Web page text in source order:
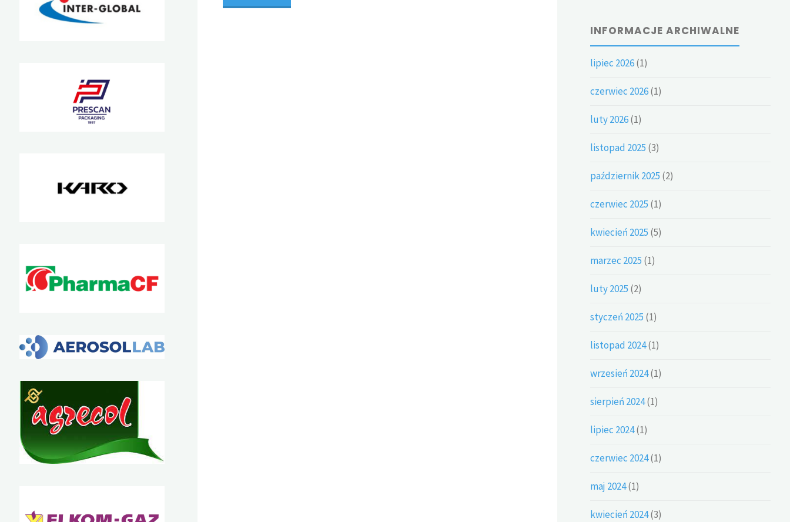
INFORMACJE ARCHIWALNE
lipiec 2026(1)
czerwiec 2026(1)
luty 2026(1)
listopad 2025 (3)
październik 2025 (2)
czerwiec 2025 (1)
kwiecień 2025 (5)
marzec 2025 (1)
luty 2025 (2)
styczeń 2025 (1)
listopad 2024(1)
wrzesień 2024(1)
sierpień 2024(1)
lipiec 2024(1)
czerwiec 2024(1)
maj 2024(1)
kwiecień 2024(3)